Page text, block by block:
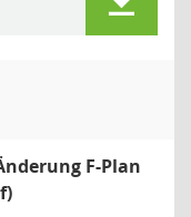
F-Plan